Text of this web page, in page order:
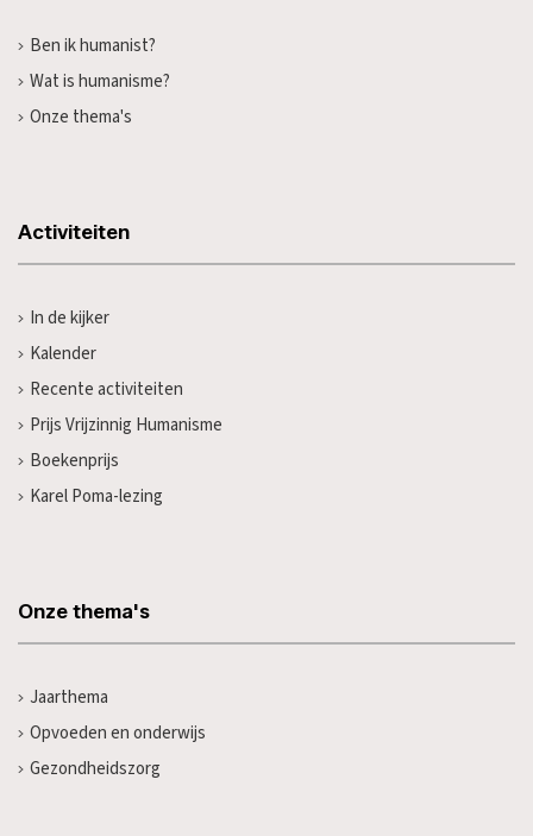
Ben ik humanist?
Wat is humanisme?
Onze thema's
Activiteiten
In de kijker
Kalender
Recente activiteiten
Prijs Vrijzinnig Humanisme
Boekenprijs
Karel Poma-lezing
Onze thema's
Jaarthema
Opvoeden en onderwijs
Gezondheidszorg